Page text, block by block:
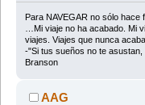
Para NAVEGAR no sólo hace
…Mi viaje no ha acabado. Mi
viajes. Viajes que nunca
-"Si tus sueños no te
Branson
AAG